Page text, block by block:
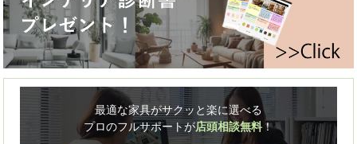
最適な家具がサクッと楽に選べる
プロのフルサポートが店頭相談無料！